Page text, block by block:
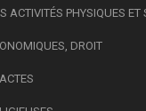
ACTIVITÉS PHYSIQUES ET
DROIT